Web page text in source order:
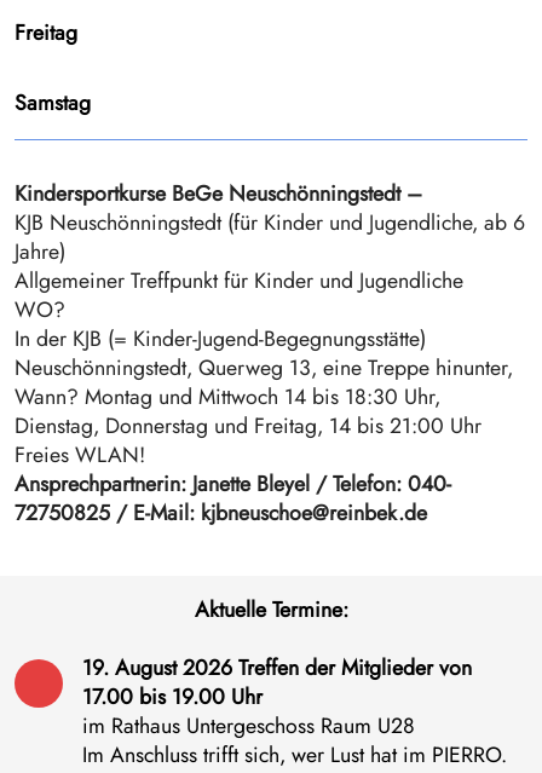
Freitag
Samstag
Kindersportkurse BeGe Neuschönningstedt –
KJB Neuschönningstedt (für Kinder und Jugendliche, ab 6
Jahre)
Allgemeiner Treffpunkt für Kinder und Jugendliche
WO?
In der KJB (= Kinder-Jugend-Begegnungsstätte)
Neuschönningstedt, Querweg 13, eine Treppe hinunter,
Wann? Montag und Mittwoch 14 bis 18:30 Uhr,
Dienstag, Donnerstag und Freitag, 14 bis 21:00 Uhr
Freies WLAN!
Ansprechpartnerin: Janette Bleyel / Telefon: 040-
72750825 / E-Mail: kjbneuschoe@reinbek.de
Aktuelle Termine:
19. August 2026 Treffen der Mitglieder von
17.00 bis 19.00 Uhr
im Rathaus Untergeschoss Raum U28
Im Anschluss trifft sich, wer Lust hat im PIERRO.